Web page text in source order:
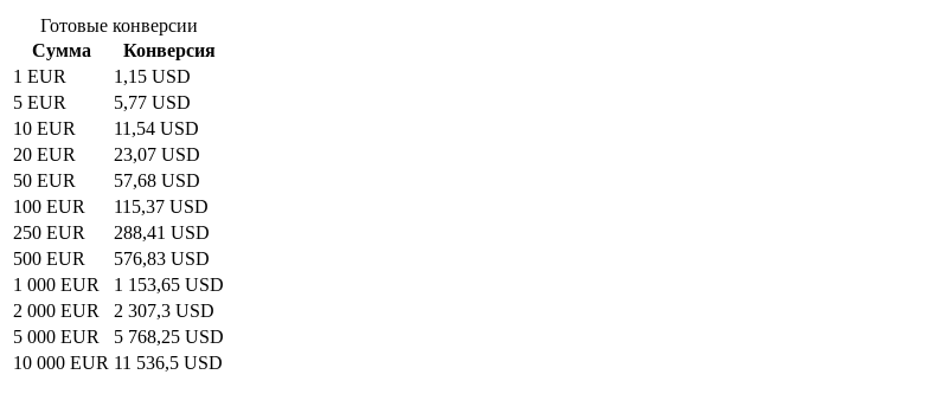
Готовые конверсии
Сумма
Конверсия
1 EUR
1,15 USD
5 EUR
5,77 USD
10 EUR
11,54 USD
20 EUR
23,07 USD
50 EUR
57,68 USD
100 EUR
115,37 USD
250 EUR
288,41 USD
500 EUR
576,83 USD
1 000 EUR
1 153,65 USD
2 000 EUR
2 307,3 USD
5 000 EUR
5 768,25 USD
10 000 EUR 11 536,5 USD